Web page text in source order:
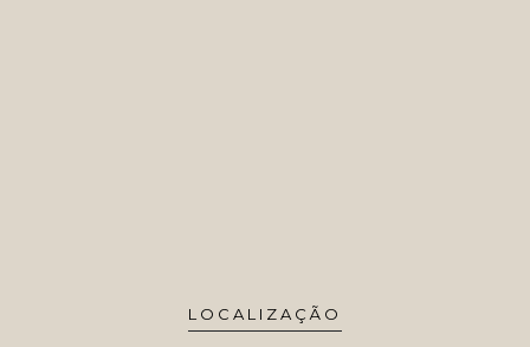
LOCALIZAÇÃO